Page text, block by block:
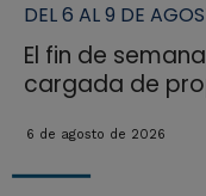
DEL 6 AL 9 DE
El fin de
cargada de
6 de agosto de 2026